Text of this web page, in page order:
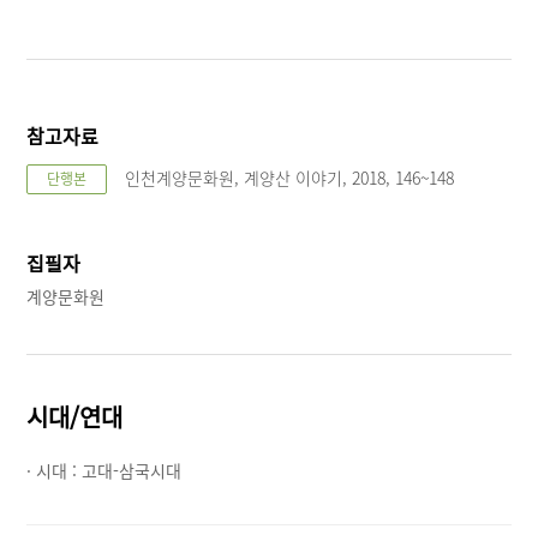
참고자료
단행본 인천계양문화원, 계양산 이야기, 2018, 146~148
집필자
계양문화원
시대/연대
· 시대 : 고대-삼국시대